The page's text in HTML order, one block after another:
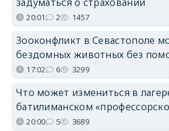
20:01 2 1457
Зооконфликт в Севастополе
бездомных животных без
17:02 6 3299
Что может измениться в
батилиманском
20:00 5 3689